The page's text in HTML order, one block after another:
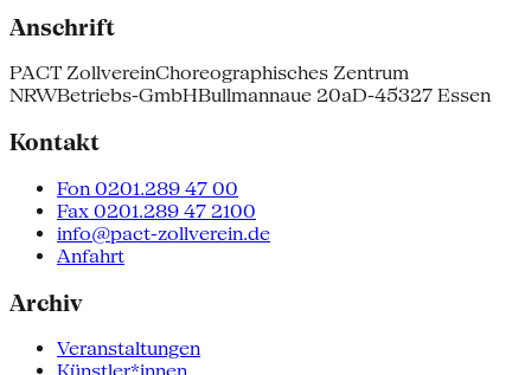
Anschrift
PACT ZollvereinChoreographisches Zentrum
NRWBetriebs-GmbHBullmannaue 20aD-45327 Essen
Kontakt
Fon 0201.289 47 00
Fax 0201.289 47 2100
info@pact-zollverein.de
Anfahrt
Archiv
Veranstaltungen